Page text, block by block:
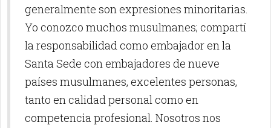
generalmente son expresiones minoritarias.
Yo conozco muchos musulmanes; compartí
la responsabilidad como embajador en la
Santa Sede con embajadores de nueve
países musulmanes, excelentes personas,
tanto en calidad personal como en
competencia profesional. Nosotros nos